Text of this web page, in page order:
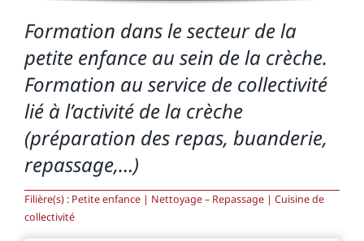
Secteurs
Partenaires
À propos de CALIF
Formation dans le secteur de la
petite enfance au sein de la crèche.
Formation au service de collectivité
lié à l’activité de la crèche
(préparation des repas, buanderie,
repassage,…)
Filière(s) : Petite enfance | Nettoyage – Repassage | Cuisine de
collectivité